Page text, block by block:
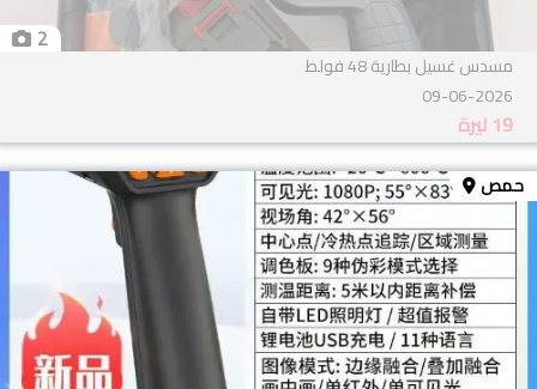
2
مسدس غسيل بطارية 48 فولط
09-06-2026
ليرة 19
حمص